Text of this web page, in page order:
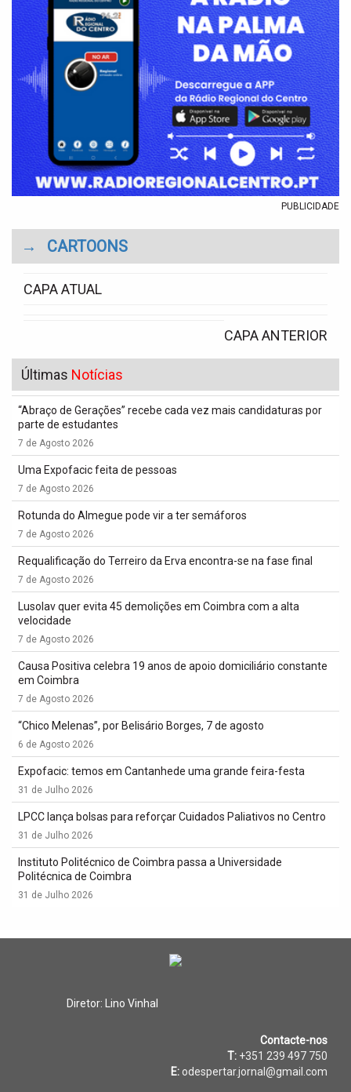
PUBLICIDADE
→ CARTOONS
CAPA ATUAL
CAPA ANTERIOR
Últimas Notícias
“Abraço de Gerações” recebe cada vez mais candidaturas por
parte de estudantes
7 de Agosto 2026
Uma Expofacic feita de pessoas
7 de Agosto 2026
Rotunda do Almegue pode vir a ter semáforos
7 de Agosto 2026
Requalificação do Terreiro da Erva encontra-se na fase final
7 de Agosto 2026
Lusolav quer evita 45 demolições em Coimbra com a alta
velocidade
7 de Agosto 2026
Causa Positiva celebra 19 anos de apoio domiciliário constante
em Coimbra
7 de Agosto 2026
“Chico Melenas”, por Belisário Borges, 7 de agosto
6 de Agosto 2026
Expofacic: temos em Cantanhede uma grande feira-festa
31 de Julho 2026
LPCC lança bolsas para reforçar Cuidados Paliativos no Centro
31 de Julho 2026
Instituto Politécnico de Coimbra passa a Universidade
Politécnica de Coimbra
31 de Julho 2026
Diretor: Lino Vinhal
Contacte-nos
T: +351 239 497 750
E: odespertar.jornal@gmail.com